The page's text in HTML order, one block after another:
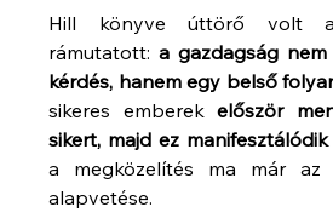
Hill könyve úttörő volt
rámutatott: a gazdagság
kérdés, hanem egy belső
sikeres emberek először
sikert, majd ez
a megközelítés ma már
alapvetése.